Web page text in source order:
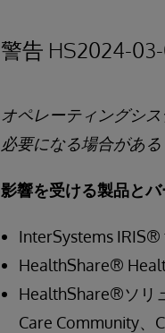
警告 HS2024-03-
オペレーティングシ
必要になる場合がある
影響を受ける製品と
InterSystems IRIS®
HealthShare®
HealthShare®ソリ
Care Community、